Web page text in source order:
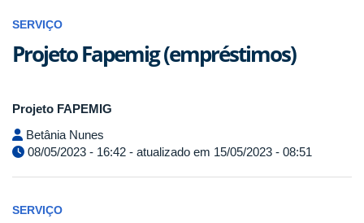
SERVIÇO
Projeto Fapemig (empréstimos)
Projeto FAPEMIG
Betânia Nunes
08/05/2023 - 16:42 - atualizado em 15/05/2023 - 08:51
SERVIÇO